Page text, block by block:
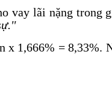
vay lãi nặng trong
x 1,666% =